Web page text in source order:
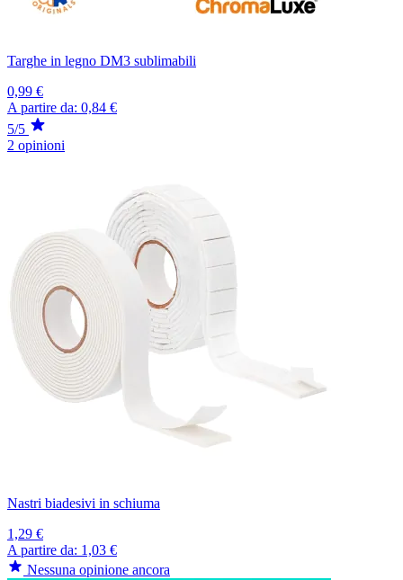
Targhe in legno DM3 sublimabili
0,99 €
A partire da: 0,84 €
5/5
2 opinioni
Nastri biadesivi in schiuma
1,29 €
A partire da: 1,03 €
Nessuna opinione ancora